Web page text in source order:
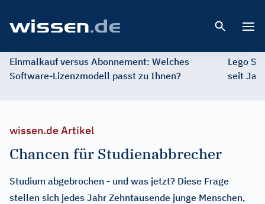
Einmalkauf versus Abonnement: Welches
Software-Lizenzmodell passt zu Ihnen?
Lego
seit
wissen.de Artikel
Chancen für Studienabbrecher
Studium abgebrochen - und was jetzt? Diese Frage
stellen sich jedes Jahr Zehntausende junge Menschen,